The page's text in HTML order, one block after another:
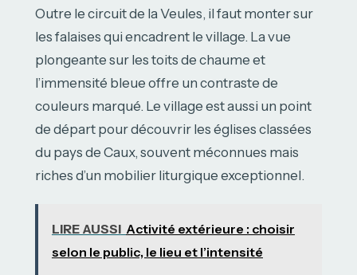
Outre le circuit de la Veules, il faut monter sur
les falaises qui encadrent le village. La vue
plongeante sur les toits de chaume et
l’immensité bleue offre un contraste de
couleurs marqué. Le village est aussi un point
de départ pour découvrir les églises classées
du pays de Caux, souvent méconnues mais
riches d’un mobilier liturgique exceptionnel.
LIRE AUSSI Activité extérieure : choisir
selon le public, le lieu et l’intensité